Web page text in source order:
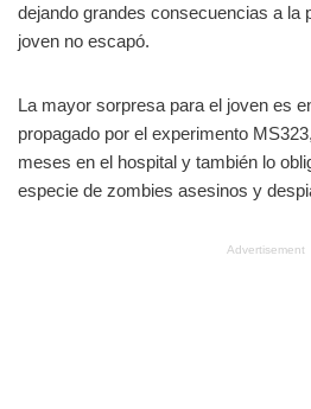
dejando grandes consecuencias a la
joven no escapó.
La mayor sorpresa para el joven es
propagado por el experimento
meses en el hospital y también lo
especie de zombies asesinos y
Advertisement